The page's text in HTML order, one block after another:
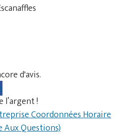
d'avis.
l’argent !
CoordonnéesHoraire
Aux Questions)